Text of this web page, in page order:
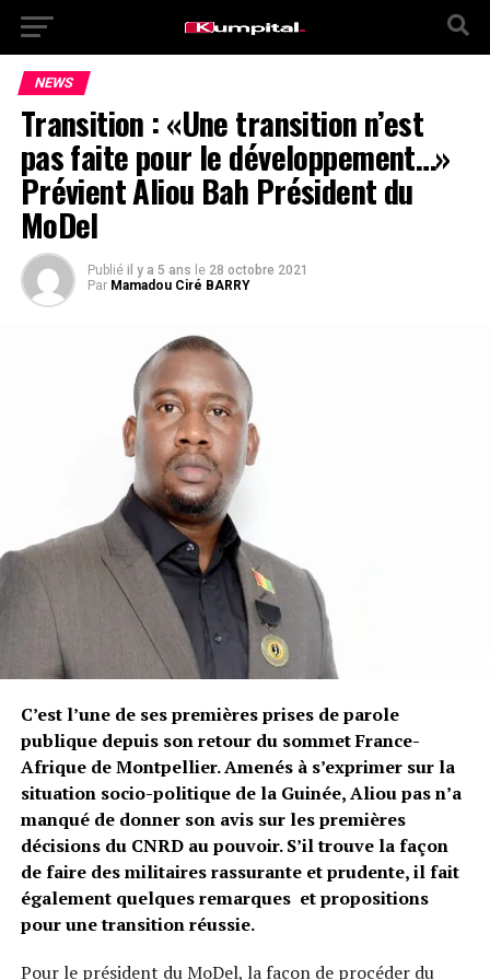
NEWS
Transition : «Une transition n’est
pas faite pour le développement…»
Prévient Aliou Bah Président du
MoDel
Publié il y a 5 ans le 28 octobre 2021
Par Mamadou Ciré BARRY
C’est l’une de ses premières prises de parole
publique depuis son retour du sommet France-
Afrique de Montpellier. Amenés à s’exprimer sur la
situation socio-politique de la Guinée, Aliou pas n’a
manqué de donner son avis sur les premières
décisions du CNRD au pouvoir. S’il trouve la façon
de faire des militaires rassurante et prudente, il fait
également quelques remarques et propositions
pour une transition réussie.
Pour le président du MoDel, la façon de procéder du